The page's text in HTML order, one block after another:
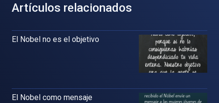
Artículos relacionados
El Nobel no es el objetivo
El Nobel como mensaje